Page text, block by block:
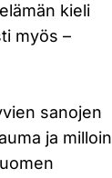
kieli
myös –
sanojen
ja milloin